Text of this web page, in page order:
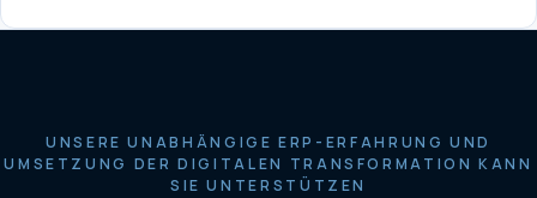
UNSERE UNABHÄNGIGE ERP-ERFAHRUNG UND
UMSETZUNG DER DIGITALEN TRANSFORMATION KANN
SIE UNTERSTÜTZEN